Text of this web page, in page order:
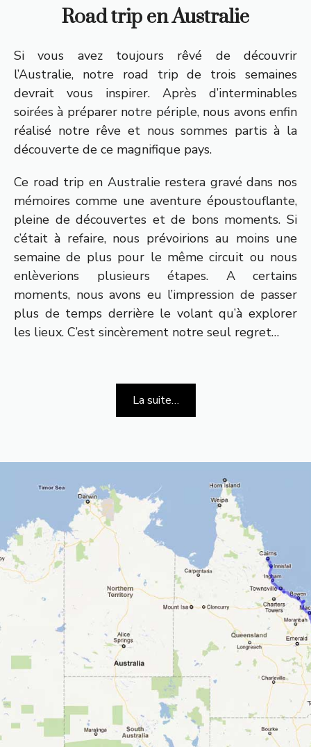
Road trip en Australie
Si vous avez toujours rêvé de découvrir
l’Australie, notre road trip de trois semaines
devrait vous inspirer. Après d’interminables
soirées à préparer notre périple, nous avons enfin
réalisé notre rêve et nous sommes partis à la
découverte de ce magnifique pays.
Ce road trip en Australie restera gravé dans nos
mémoires comme une aventure époustouflante,
pleine de découvertes et de bons moments. Si
c’était à refaire, nous prévoirions au moins une
semaine de plus pour le même circuit ou nous
enlèverions plusieurs étapes. A certains
moments, nous avons eu l’impression de passer
plus de temps derrière le volant qu’à explorer
les lieux. C’est sincèrement notre seul regret…
La suite…